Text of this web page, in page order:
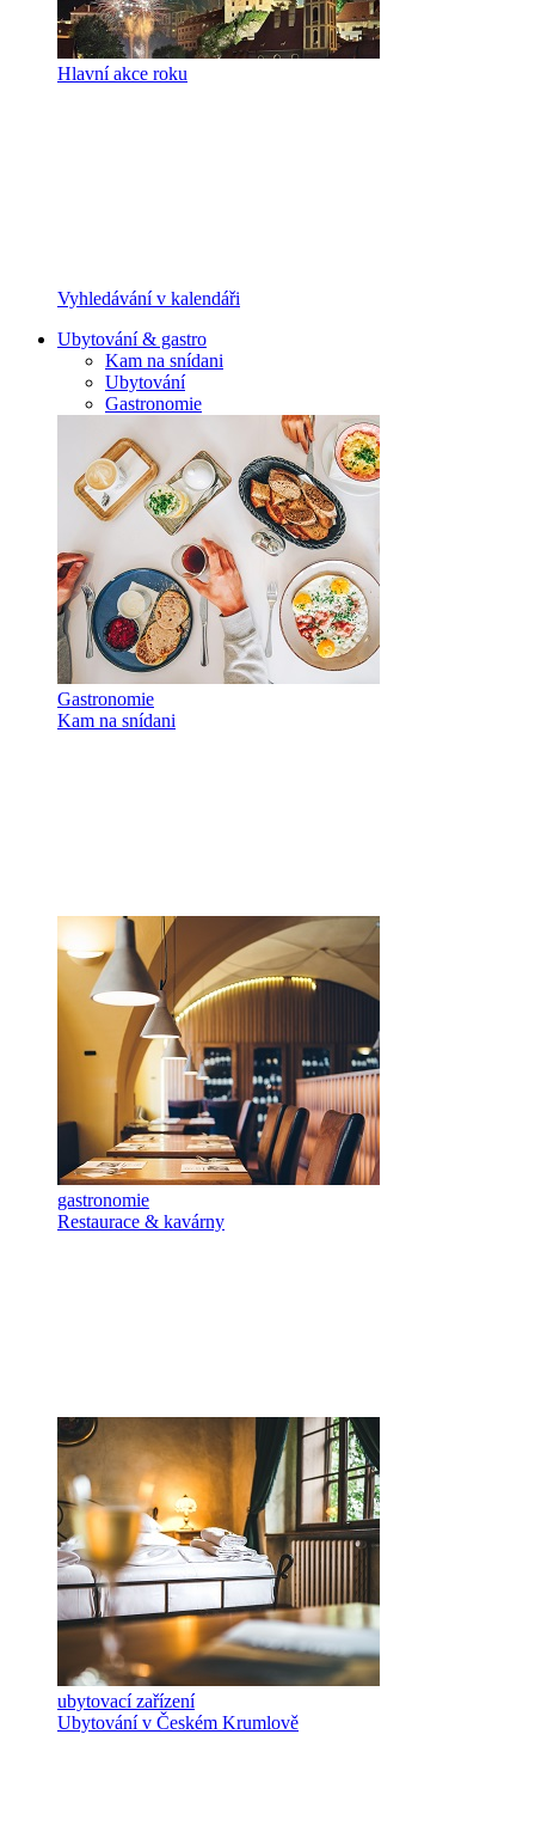
Hlavní akce roku
Vyhledávání v kalendáři
Ubytování & gastro
Kam na snídani
Ubytování
Gastronomie
Gastronomie
Kam na snídani
gastronomie
Restaurace & kavárny
ubytovací zařízení
Ubytování v Českém Krumlově